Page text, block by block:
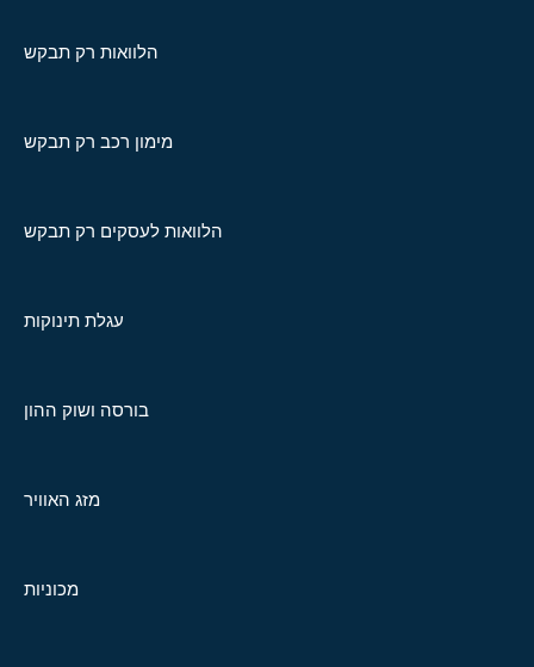
הלוואות רק תבקש
מימון רכב רק תבקש
הלוואות לעסקים רק תבקש
עגלת תינוקות
בורסה ושוק ההון
מזג האוויר
מכוניות